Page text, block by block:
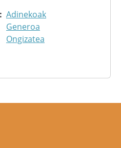
Adinekoak
Generoa
Ongizatea